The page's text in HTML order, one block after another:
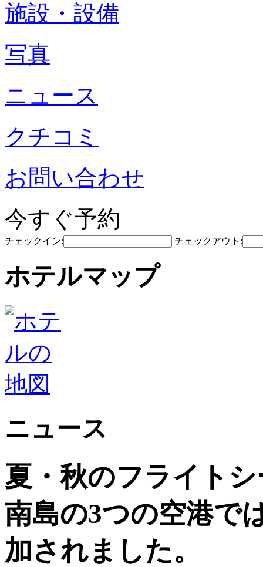
施設・設備
写真
ニュース
クチコミ
お問い合わせ
今すぐ予約
チェックイン: チェックアウト:
ホテルマップ
ニュース
夏・秋のフライト
南島の3つの空港で
加されました。